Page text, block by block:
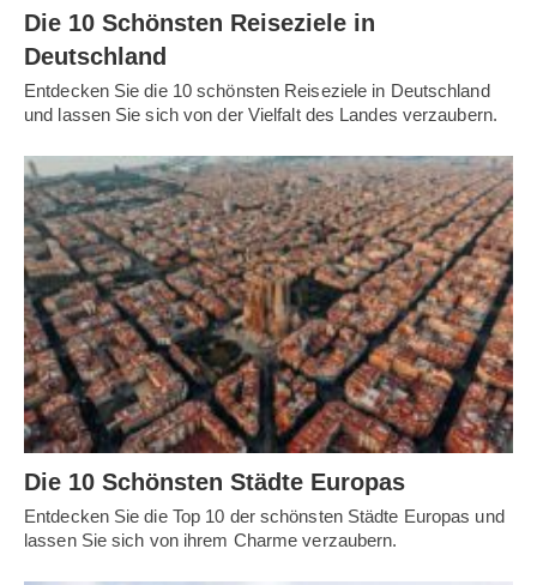
Die 10 Schönsten Reiseziele in
Deutschland
Entdecken Sie die 10 schönsten Reiseziele in Deutschland
und lassen Sie sich von der Vielfalt des Landes verzaubern.
Die 10 Schönsten Städte Europas
Entdecken Sie die Top 10 der schönsten Städte Europas und
lassen Sie sich von ihrem Charme verzaubern.